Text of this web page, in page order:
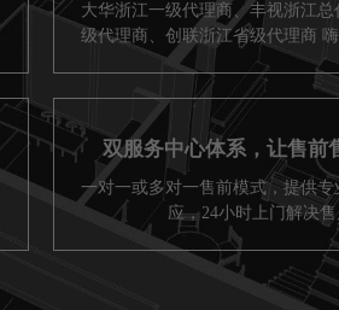
大华浙江一级代理商、丰视浙江
级代理商、创联浙江省级代理商
双服务中心体系，让售前
一对一或多对一售前模式，提供
应，24小时上门解决